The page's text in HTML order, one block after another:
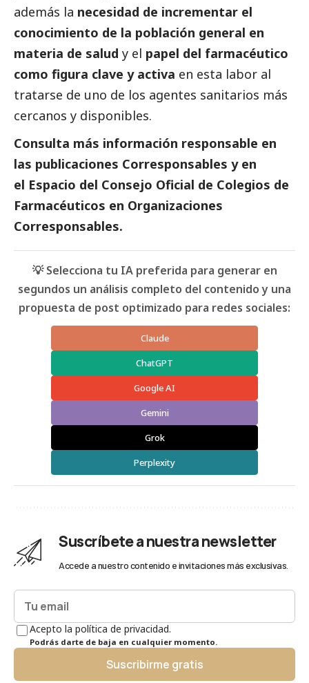
además la necesidad de incrementar el
conocimiento de la población general en
materia de salud y el papel del farmacéutico
como figura clave y activa en esta labor al
tratarse de uno de los agentes sanitarios más
cercanos y disponibles.
Consulta más información responsable en
las publicaciones Corresponsables y en
el Espacio del Consejo Oficial de Colegios de
Farmacéuticos en Organizaciones
Corresponsables.
💡 Selecciona tu IA preferida para generar en
segundos un análisis completo del contenido y una
propuesta de post optimizado para redes sociales:
Claude
ChatGPT
Google AI
Gemini
Grok
Perplexity
Suscríbete a nuestra newsletter
Accede a nuestro contenido e invitaciones más exclusivas.
Acepto la política de privacidad.
Podrás darte de baja en cualquier momento.
Suscribirme gratis